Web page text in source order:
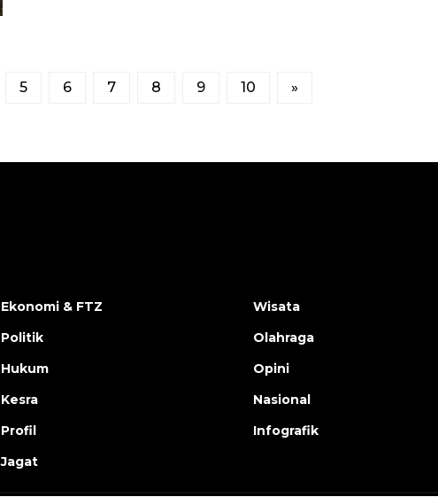
5 6 7 8 9 10 »
Ekonomi & FTZ
Politik
Hukum
Kesra
Profil
Jagat
Wisata
Olahraga
Opini
Nasional
Infografik